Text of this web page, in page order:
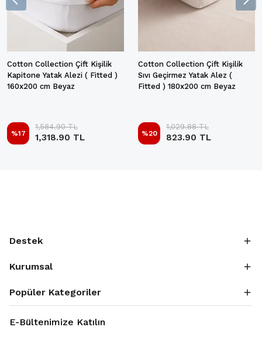
Cotton Collection Çift Kişilik
Kapitone Yatak Alezi ( Fitted )
160x200 cm Beyaz
%17
1,584.90 TL
1,318.90 TL
Cotton Collection Çift Kişilik
Sıvı Geçirmez Yatak Alez (
Fitted ) 180x200 cm Beyaz
%20
1,029.88 TL
823.90 TL
Destek
Kurumsal
Popüler Kategoriler
E-Bültenimize Katılın